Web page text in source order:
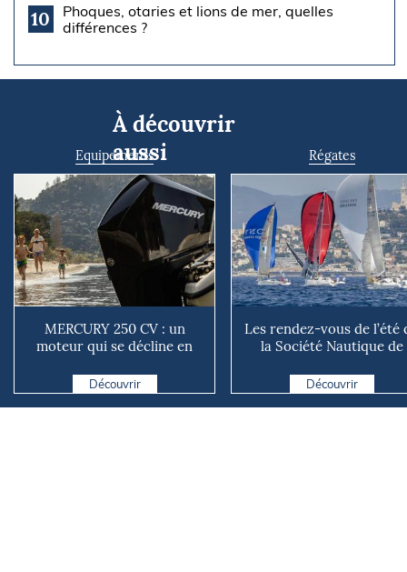
10
Phoques, otaries et lions de mer, quelles
différences ?
À découvrir
aussi
Equipements
MERCURY 250 CV : un
moteur qui se décline en
Découvrir
Régates
Les rendez-vous de l’été
la Société Nautique de
Découvrir